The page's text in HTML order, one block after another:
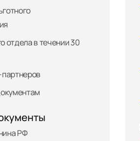
отдела в течении 30
РФ